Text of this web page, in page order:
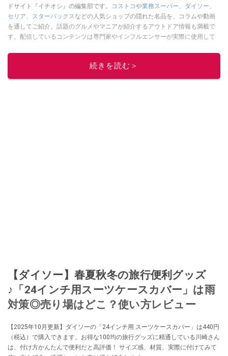
ドサイト『イチオシ』の編集部です。
コストコや業務スーパー、 ダイソー、
セリア、 スターバックスなどの人気ショップの隠れた名品を、コラムや動画
を通してご紹介。話題のグルメやマニアが紹介するアウトドア情報も満載で
す。配信しているコンテンツは専門家やインフルエンサーが実際に使用して
ニュースでフォロー
続きを読む＞
【ダイソー】春夏秋冬の旅行便利グッズ
♪「24インチ用スーツケースカバー」は雨
対策◎売り場はどこ？使い方レビュー
【2025年10月更新】ダイソーの「24インチ用 スーツケースカバー」は440円
（税込）で購入できます。お得な100均の旅行グッズに精通している川崎さん
は、付け方かんたんで便利だと高評価！ サイズ感、材質、実際に付けてみて